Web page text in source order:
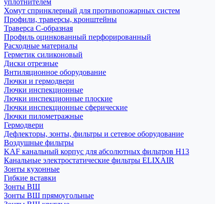
уплотнителем
Хомут спринклерный для противопожарных систем
Профили, траверсы, кронштейны
Траверса С-образная
Профиль оцинкованный перфорированный
Расходные материалы
Герметик силиконовый
Диски отрезные
Внтиляционное оборудование
Лючки и гермодвери
Лючки инспекционные
Лючки инспекционные плоские
Лючки инспекционные сферические
Лючки пилометражные
Гермодвери
Дефлекторы, зонты, фильтры и сетевое оборудование
Воздушные фильтры
KAF канальный корпус для абсолютных фильтров H13
Канальные электростатические фильтры ELIXAIR
Зонты кухонные
Гибкие вставки
Зонты ВШ
Зонты ВШ прямоугольные